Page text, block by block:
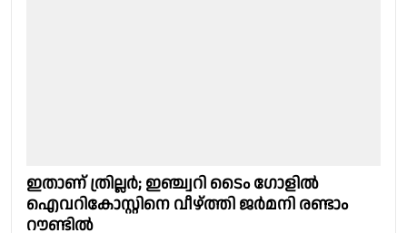
ഇതാണ് ത്രില്ലർ; ഇഞ്ച്വറി ടൈം ഗോളിൽ
ഐവറികോസ്റ്റിനെ വീഴ്ത്തി ജർമനി രണ്ടാം
റൗണ്ടിൽ